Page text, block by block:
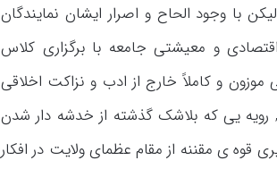
با وجود الحاح و اصرار ایشان نمایندگان
و معیشتی جامعه با برگزاری کلاس
و کاملاً خارج از ادب و نزاکت اخلاقی
یی که بلاشک گذشته از خدشه دار شدن
ی مقننه از مقام عظمای ولایت در افکار